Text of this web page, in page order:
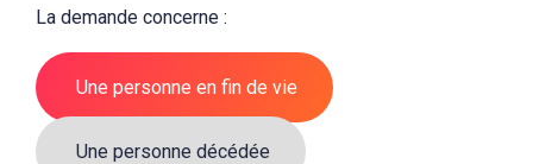
La demande concerne :
Une personne en fin de vie
Une personne décédée